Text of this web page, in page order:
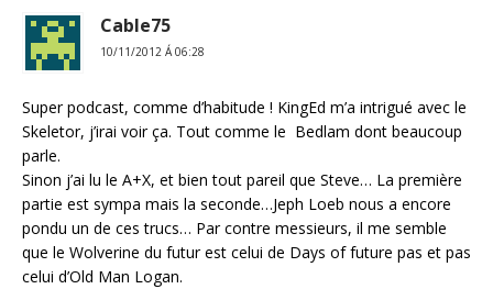
Cable75
10/11/2012 Á 06:28
Super podcast, comme d’habitude ! KingEd m’a intrigué avec le
Skeletor, j’irai voir ça. Tout comme le Bedlam dont beaucoup
parle.
Sinon j’ai lu le A+X, et bien tout pareil que Steve… La première
partie est sympa mais la seconde…Jeph Loeb nous a encore
pondu un de ces trucs… Par contre messieurs, il me semble
que le Wolverine du futur est celui de Days of future pas et pas
celui d’Old Man Logan.